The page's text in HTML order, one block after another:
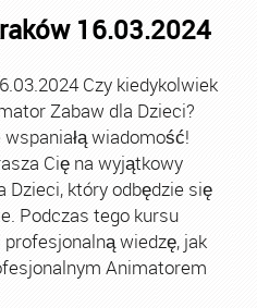
16.03.2024
Czy kiedykolwiek
Zabaw dla Dzieci?
wiadomość!
Cię na wyjątkowy
Dzieci, który odbędzie się
Podczas tego kursu
wiedzę, jak
Animatorem